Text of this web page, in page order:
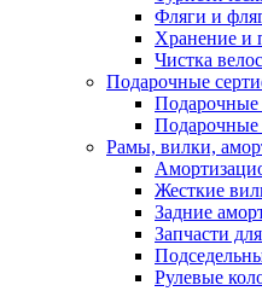
Фляги и
Хранение и
Чистка
Подарочные
Подарочные
Подарочные
Рамы, вилки,
Жесткие
Задние
Запчасти
Рулевые